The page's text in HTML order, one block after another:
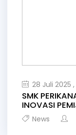
28 Juli 2025 ,
SMK
INOVASI
News